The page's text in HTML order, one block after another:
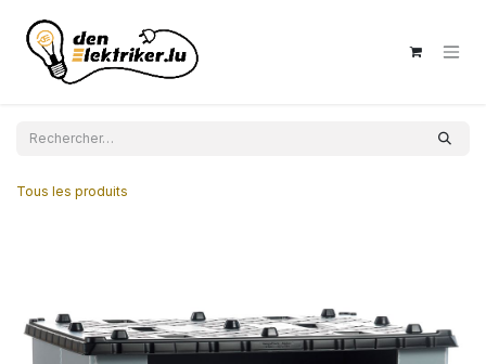
Tous les produits